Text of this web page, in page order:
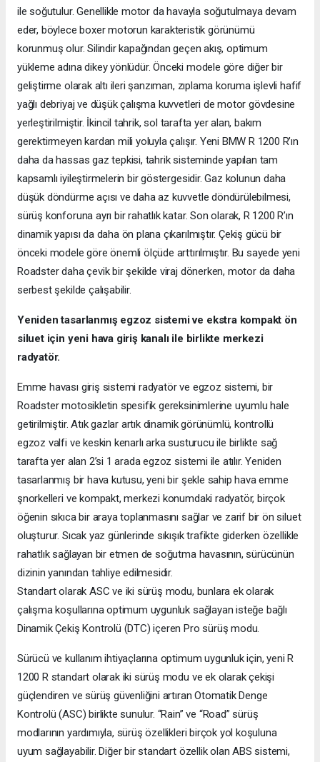
ile soğutulur. Genellikle motor da havayla soğutulmaya devam
eder, böylece boxer motorun karakteristik görünümü
korunmuş olur. Silindir kapağından geçen akış, optimum
yükleme adına dikey yönlüdür. Önceki modele göre diğer bir
geliştirme olarak altı ileri şanzıman, zıplama koruma işlevli hafif
yağlı debriyaj ve düşük çalışma kuvvetleri de motor gövdesine
yerleştirilmiştir. İkincil tahrik, sol tarafta yer alan, bakım
gerektirmeyen kardan mili yoluyla çalışır. Yeni BMW R 1200 R’ın
daha da hassas gaz tepkisi, tahrik sisteminde yapılan tam
kapsamlı iyileştirmelerin bir göstergesidir. Gaz kolunun daha
düşük döndürme açısı ve daha az kuvvetle döndürülebilmesi,
sürüş konforuna ayrı bir rahatlık katar. Son olarak, R 1200 R’ın
dinamik yapısı da daha ön plana çıkarılmıştır. Çekiş gücü bir
önceki modele göre önemli ölçüde arttırılmıştır. Bu sayede yeni
Roadster daha çevik bir şekilde viraj dönerken, motor da daha
serbest şekilde çalışabilir.
Yeniden tasarlanmış egzoz sistemi ve ekstra kompakt ön
siluet için yeni hava giriş kanalı ile birlikte merkezi
radyatör.
Emme havası giriş sistemi radyatör ve egzoz sistemi, bir
Roadster motosikletin spesifik gereksinimlerine uyumlu hale
getirilmiştir. Atık gazlar artık dinamik görünümlü, kontrollü
egzoz valfi ve keskin kenarlı arka susturucu ile birlikte sağ
tarafta yer alan 2’si 1 arada egzoz sistemi ile atılır. Yeniden
tasarlanmış bir hava kutusu, yeni bir şekle sahip hava emme
şnorkelleri ve kompakt, merkezi konumdaki radyatör, birçok
öğenin sıkıca bir araya toplanmasını sağlar ve zarif bir ön siluet
oluşturur. Sıcak yaz günlerinde sıkışık trafikte giderken özellikle
rahatlık sağlayan bir etmen de soğutma havasının, sürücünün
dizinin yanından tahliye edilmesidir.
Standart olarak ASC ve iki sürüş modu, bunlara ek olarak
çalışma koşullarına optimum uygunluk sağlayan isteğe bağlı
Dinamik Çekiş Kontrolü (DTC) içeren Pro sürüş modu.
Sürücü ve kullanım ihtiyaçlarına optimum uygunluk için, yeni R
1200 R standart olarak iki sürüş modu ve ek olarak çekişi
güçlendiren ve sürüş güvenliğini artıran Otomatik Denge
Kontrolü (ASC) birlikte sunulur. “Rain” ve “Road” sürüş
modlarının yardımıyla, sürüş özellikleri birçok yol koşuluna
uyum sağlayabilir. Diğer bir standart özellik olan ABS sistemi,